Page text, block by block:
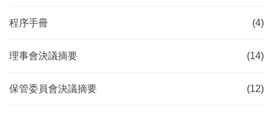
程序手冊 (4)
理事會決議摘要 (14)
保管委員會決議摘要 (12)